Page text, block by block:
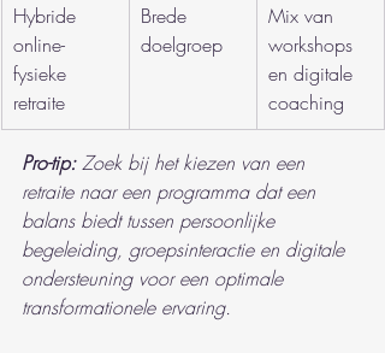
Hybride
online-
fysieke
retraite
Brede
doelgroep
Mix van
workshops
en digitale
coaching
Pro-tip: Zoek bij het kiezen van een
retraite naar een programma dat een
balans biedt tussen persoonlijke
begeleiding, groepsinteractie en digitale
ondersteuning voor een optimale
transformationele ervaring.